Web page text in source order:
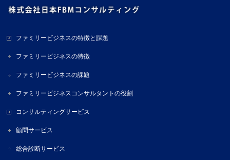
ファミリービジネスの特徴と課題
ファミリービジネスの特徴
ファミリービジネスの課題
ファミリービジネスコンサルタントの役割
コンサルティングサービス
顧問サービス
総合診断サービス